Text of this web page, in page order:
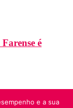
é
e a sua